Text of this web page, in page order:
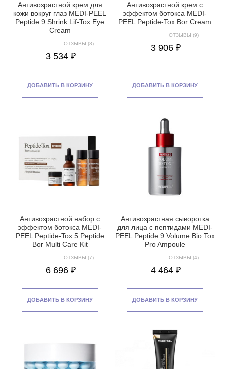
Антивозрастной крем для
кожи вокруг глаз MEDI-PEEL
Peptide 9 Shrink Lif-Tox Eye
Cream
ОТЗЫВЫ (8)
3 534 ₽
ДОБАВИТЬ В КОРЗИНУ
Антивозрастной крем с
эффектом ботокса MEDI-
PEEL Peptide-Tox Bor Cream
ОТЗЫВЫ (9)
3 906 ₽
ДОБАВИТЬ В КОРЗИНУ
Антивозрастной набор с
эффектом ботокса MEDI-
PEEL Peptide-Tox 5 Peptide
Bor Multi Care Kit
ОТЗЫВЫ (7)
6 696 ₽
ДОБАВИТЬ В КОРЗИНУ
Антивозрастная сыворотка
для лица с пептидами MEDI-
PEEL Peptide 9 Volume Bio Tox
Pro Ampoule
ОТЗЫВЫ (4)
4 464 ₽
ДОБАВИТЬ В КОРЗИНУ